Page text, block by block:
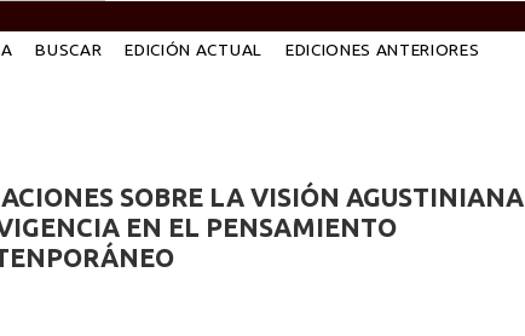
BUSCAR EDICIÓN ACTUAL EDICIONES ANTERIORES
SOBRE LA VISIÓN AGUSTINIANA
EN EL PENSAMIENTO